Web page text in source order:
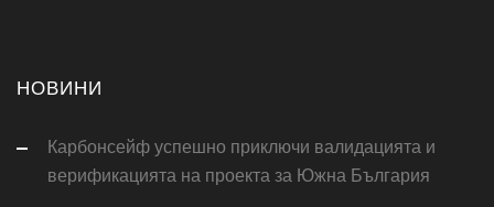
НОВИНИ
Карбонсейф успешно приключи валидацията и
верификацията на проекта за Южна България